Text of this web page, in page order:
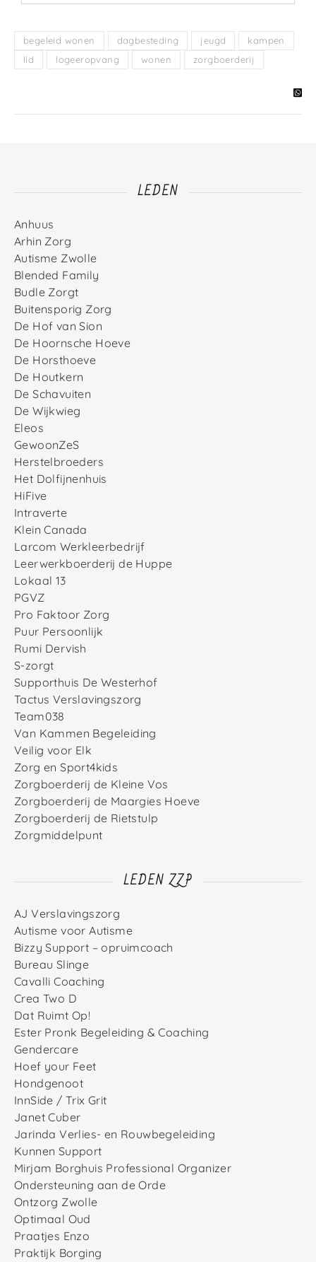
begeleid wonen dagbesteding jeugd
kampen
lid
logeeropvang wonen zorgboerderij
LEDEN
Anhuus
Arhin Zorg
Autisme Zwolle
Blended Family
Budle Zorgt
Buitensporig Zorg
De Hof van Sion
De Hoornsche Hoeve
De Horsthoeve
De Houtkern
De Schavuiten
De Wijkwieg
Eleos
GewoonZeS
Herstelbroeders
Het Dolfijnenhuis
HiFive
Intraverte
Klein Canada
Larcom Werkleerbedrijf
Leerwerkboerderij de Huppe
Lokaal 13
PGVZ
Pro Faktoor Zorg
Puur Persoonlijk
Rumi Dervish
S-zorgt
Supporthuis De Westerhof
Tactus Verslavingszorg
Team038
Van Kammen Begeleiding
Veilig voor Elk
Zorg en Sport4kids
Zorgboerderij de Kleine Vos
Zorgboerderij de Maargies Hoeve
Zorgboerderij de Rietstulp
Zorgmiddelpunt
LEDEN ZZP
AJ Verslavingszorg
Autisme voor Autisme
Bizzy Support – opruimcoach
Bureau Slinge
Cavalli Coaching
Crea Two D
Dat Ruimt Op!
Ester Pronk Begeleiding & Coaching
Gendercare
Hoef your Feet
Hondgenoot
InnSide / Trix Grit
Janet Cuber
Jarinda Verlies- en Rouwbegeleiding
Kunnen Support
Mirjam Borghuis Professional Organizer
Ondersteuning aan de Orde
Ontzorg Zwolle
Optimaal Oud
Praatjes Enzo
Praktijk Borging